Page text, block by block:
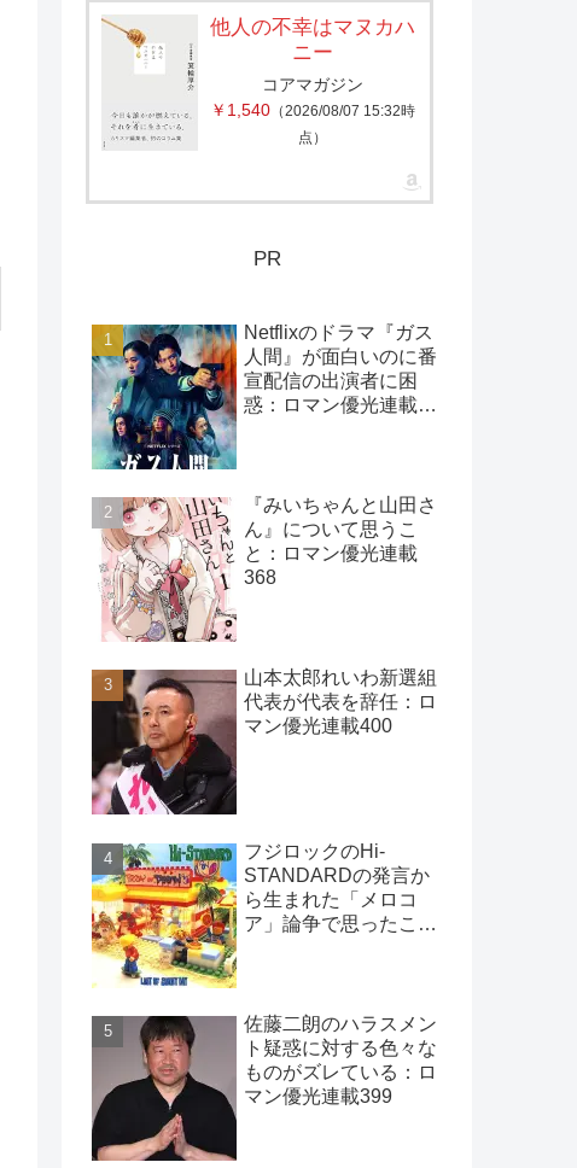
他人の不幸はマヌカハ
ニー
コアマガジン
￥1,540（2026/08/07 15:32時
点）
PR
Netflixのドラマ『ガス
人間』が面白いのに番
宣配信の出演者に困
惑：ロマン優光連載
『みいちゃんと山田さ
ん』について思うこ
と：ロマン優光連載
368
山本太郎れいわ新選組
代表が代表を辞任：ロ
マン優光連載400
フジロックのHi-
STANDARDの発言か
ら生まれた「メロコ
ア」論争で思ったこ
佐藤二朗のハラスメン
ト疑惑に対する色々な
ものがズレている：ロ
マン優光連載399